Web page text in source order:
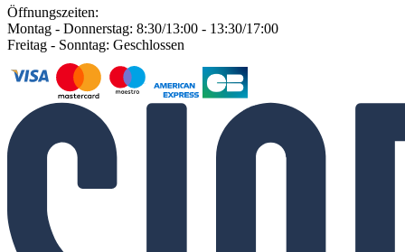
Öffnungszeiten:
Montag - Donnerstag: 8:30/13:00 - 13:30/17:00
Freitag - Sonntag: Geschlossen